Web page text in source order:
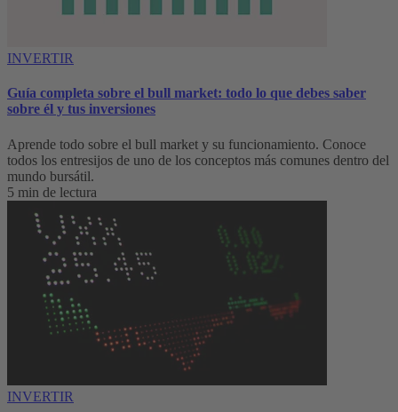
INVERTIR
Guía completa sobre el bull market: todo lo que debes saber
sobre él y tus inversiones
Aprende todo sobre el bull market y su funcionamiento. Conoce
todos los entresijos de uno de los conceptos más comunes dentro del
mundo bursátil.
5 min de lectura
INVERTIR